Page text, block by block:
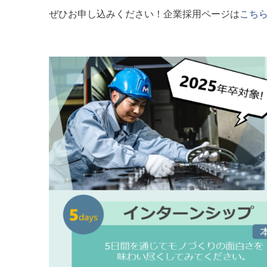
ぜひお申し込みください！企業採用ページはこち